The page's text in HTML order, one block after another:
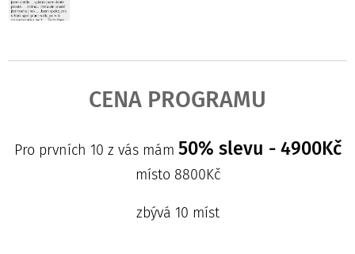
CENA PROGRAMU
Pro prvních 10 z vás mám 50% slevu - 4900Kč
místo 8800Kč
zbývá 10 míst